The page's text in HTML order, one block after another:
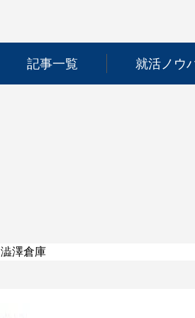
記事一覧 就活ノウ
澁澤倉庫